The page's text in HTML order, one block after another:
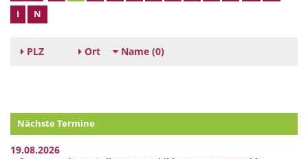
I
N
PLZ Ort Name (0)
Nächste Termine
19.08.2026